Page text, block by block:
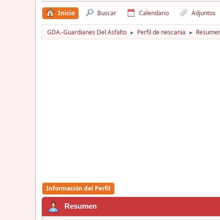
Inicio Buscar Calendario Adjuntos
GDA.-Guardianes Del Asfalto ► Perfil de nescania ►
Información del Perfil
Resumen